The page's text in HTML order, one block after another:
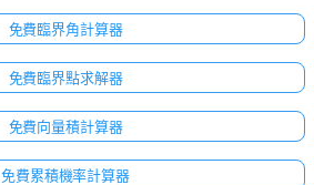
免費臨界角計算器
免費臨界點求解器
免費向量積計算器
免費累積機率計算器